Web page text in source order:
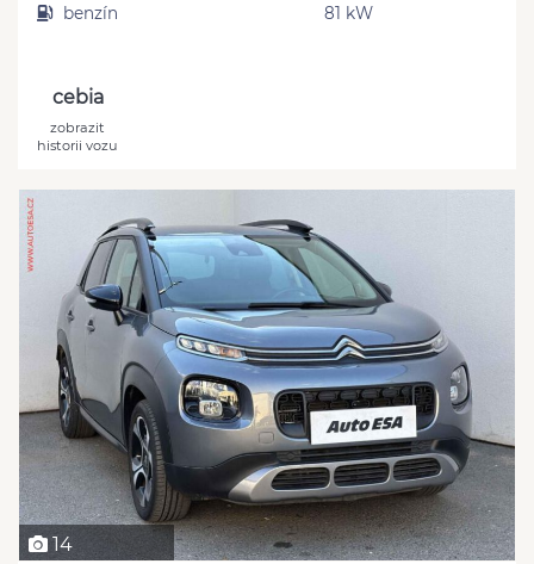
benzín
81 kW
cebia
zobrazit
historii vozu
14